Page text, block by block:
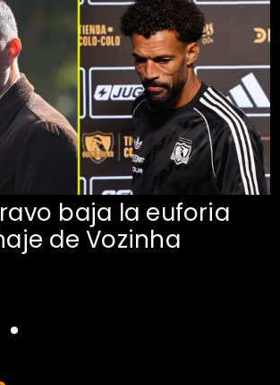
baja la euforia
de Vozinha